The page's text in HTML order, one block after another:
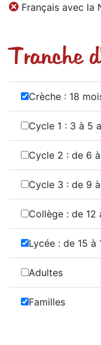
Français avec la
Tranche
Crèche : 18
Cycle 1 : 3 à 5
Cycle 2 : de 6
Cycle 3 : de 9 à
Collège : de 12
Lycée : de 15 à
Adultes
Familles